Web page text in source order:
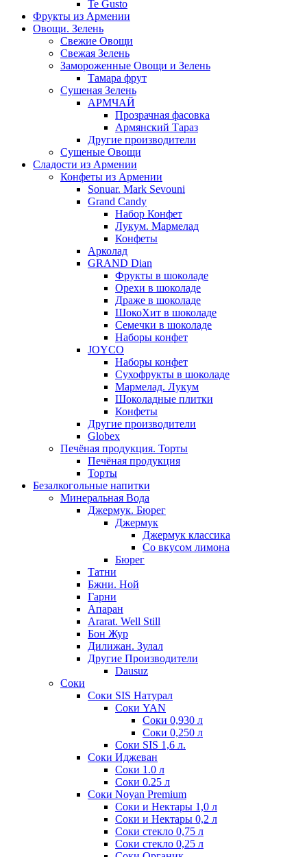
Te Gusto
Фрукты из Армении
Овощи. Зелень
Свежие Овощи
Свежая Зелень
Замороженные Овощи и Зелень
Тамара фрут
Сушеная Зелень
АРМЧАЙ
Прозрачная фасовка
Армянский Тараз
Другие производители
Сушеные Овощи
Сладости из Армении
Конфеты из Армении
Sonuar. Mark Sevouni
Grand Candy
Набор Конфет
Лукум. Мармелад
Конфеты
Арколад
GRAND Dian
Фрукты в шоколаде
Орехи в шоколаде
Драже в шоколаде
ШокоХит в шоколаде
Семечки в шоколаде
Наборы конфет
JOYCO
Наборы конфет
Сухофрукты в шоколаде
Мармелад. Лукум
Шоколадные плитки
Конфеты
Другие производители
Globex
Печёная продукция. Торты
Печёная продукция
Торты
Безалкогольные напитки
Минеральная Вода
Джермук. Бюрег
Джермук
Джермук классика
Со вкусом лимона
Бюрег
Татни
Бжни. Ной
Гарни
Апаран
Ararat. Well Still
Бон Жур
Дилижан. Зулал
Другие Производители
Dausuz
Соки
Соки SIS Натурал
Соки YAN
Соки 0,930 л
Соки 0,250 л
Соки SIS 1,6 л.
Соки Иджеван
Соки 1.0 л
Соки 0.25 л
Соки Noyan Premium
Соки и Нектары 1,0 л
Соки и Нектары 0,2 л
Соки стекло 0,75 л
Соки стекло 0,25 л